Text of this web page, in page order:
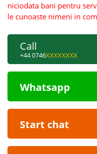
niciodata bani pentru
le cunoaste nimeni in
Call
+44 0746XXXXXXXX
Whatsapp
Start chat